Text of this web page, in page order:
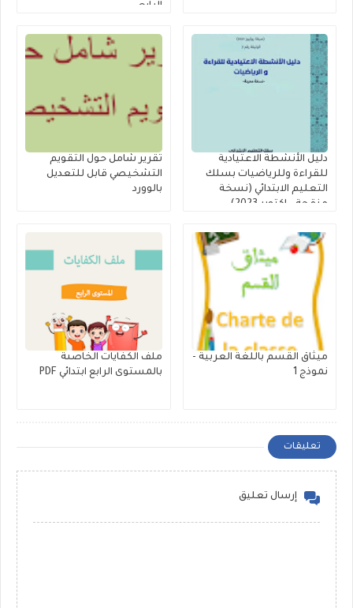
الرابع
دليل الأنشطة الاعتيادية
للقراءة وللرياضيات بسلك
التعليم الابتدائي (نسخة
منقحة - اكتوبر 2023)
تقرير شامل حول التقويم
التشخيصي قابل للتعديل
بالوورد
ميثاق القسم باللغة العربية -
نموذج 1
ملف الكفايات الخاصىة
بالمستوى الرابع ابتدائي PDF
تعليقات
إرسال تعليق